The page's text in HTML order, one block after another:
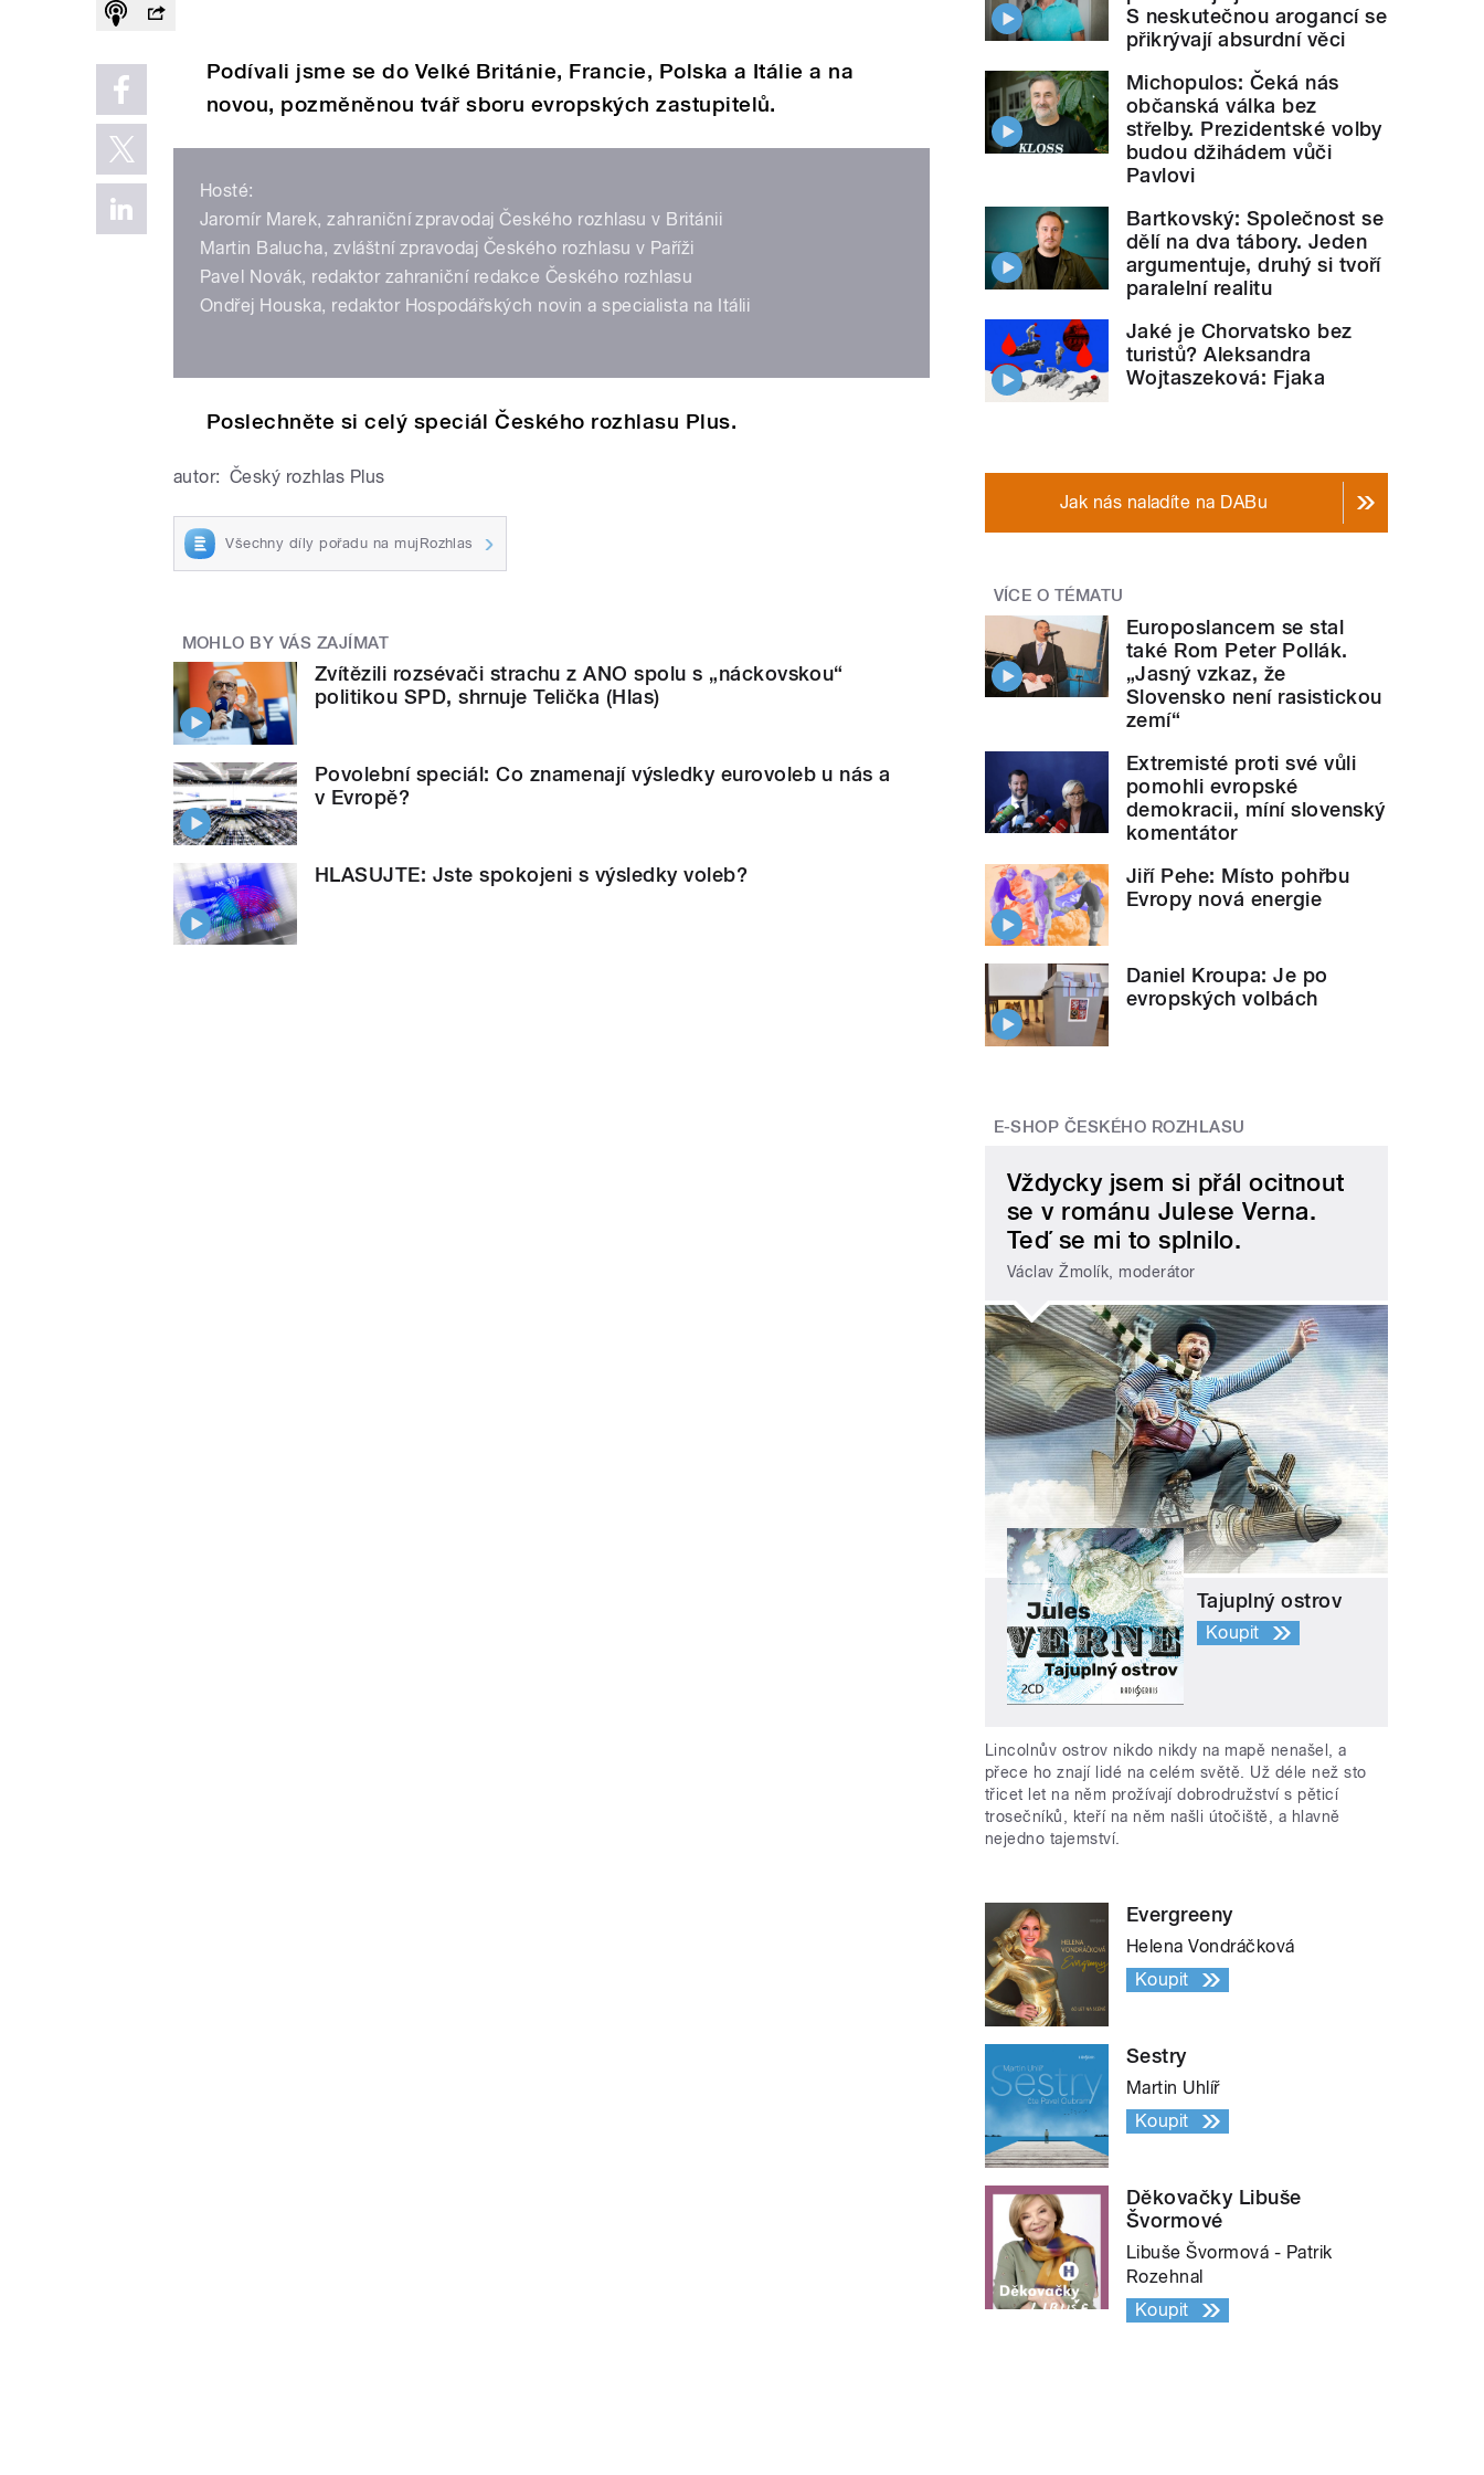
Podívali jsme se do Velké Británie, Francie, Polska a Itálie a na
novou, pozměněnou tvář sboru evropských zastupitelů.
Hosté:
Jaromír Marek, zahraniční zpravodaj Českého rozhlasu v Británii
Martin Balucha, zvláštní zpravodaj Českého rozhlasu v Paříži
Pavel Novák, redaktor zahraniční redakce Českého rozhlasu
Ondřej Houska, redaktor Hospodářských novin a specialista na Itálii
Poslechněte si celý speciál Českého rozhlasu Plus.
autor: Český rozhlas Plus
Všechny díly pořadu na mujRozhlas
MOHLO BY VÁS ZAJÍMAT
Zvítězili rozsévači strachu z ANO spolu s „náckovskou“
politikou SPD, shrnuje Telička (Hlas)
Povolební speciál: Co znamenají výsledky eurovoleb u nás a
v Evropě?
HLASUJTE: Jste spokojeni s výsledky voleb?
S neskutečnou arogancí se
přikrývají absurdní věci
Michopulos: Čeká nás
občanská válka bez
střelby. Prezidentské volby
budou džihádem vůči
Pavlovi
Bartkovský: Společnost se
dělí na dva tábory. Jeden
argumentuje, druhý si tvoří
paralelní realitu
Jaké je Chorvatsko bez
turistů? Aleksandra
Wojtaszeková: Fjaka
Jak nás naladíte na DABu
VÍCE O TÉMATU
Europoslancem se stal
také Rom Peter Pollák.
„Jasný vzkaz, že
Slovensko není rasistickou
zemí“
Extremisté proti své vůli
pomohli evropské
demokracii, míní slovenský
komentátor
Jiří Pehe: Místo pohřbu
Evropy nová energie
Daniel Kroupa: Je po
evropských volbách
E-SHOP ČESKÉHO ROZHLASU
Vždycky jsem si přál ocitnout
se v románu Julese Verna.
Teď se mi to splnilo.
Václav Žmolík, moderátor
Tajuplný ostrov
Koupit
Lincolnův ostrov nikdo nikdy na mapě nenašel, a
přece ho znají lidé na celém světě. Už déle než sto
třicet let na něm prožívají dobrodružství s pěticí
trosečníků, kteří na něm našli útočiště, a hlavně
nejedno tajemství.
Evergreeny
Helena Vondráčková
Koupit
Sestry
Martin Uhlíř
Koupit
Děkovačky Libuše
Švormové
Libuše Švormová - Patrik
Rozehnal
Koupit